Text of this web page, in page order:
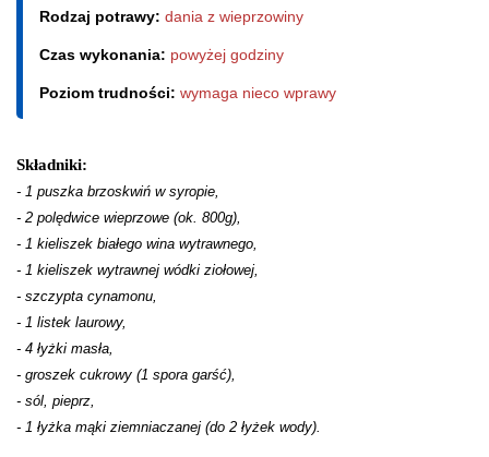
Rodzaj potrawy: dania z wieprzowiny
Czas wykonania: powyżej godziny
Poziom trudności: wymaga nieco wprawy
Składniki:
- 1 puszka brzoskwiń w syropie,
- 2 polędwice wieprzowe (ok. 800g),
- 1 kieliszek białego wina wytrawnego,
- 1 kieliszek wytrawnej wódki ziołowej,
- szczypta cynamonu,
- 1 listek laurowy,
- 4 łyżki masła,
- groszek cukrowy (1 spora garść),
- sól, pieprz,
- 1 łyżka mąki ziemniaczanej (do 2 łyżek wody).